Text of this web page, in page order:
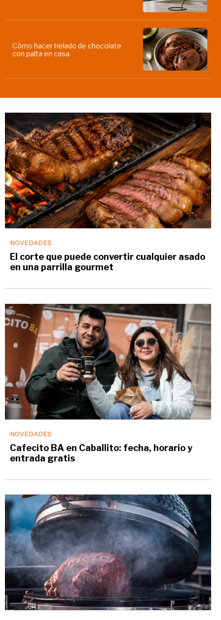
Cómo hacer helado de chocolate
con palta en casa
NOVEDADES
El corte que puede convertir cualquier asado
en una parrilla gourmet
NOVEDADES
Cafecito BA en Caballito: fecha, horario y
entrada gratis